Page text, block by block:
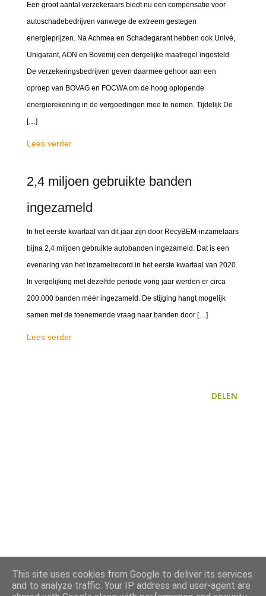
Een groot aantal verzekeraars biedt nu een compensatie voor
autoschadebedrijven vanwege de extreem gestegen
energieprijzen. Na Achmea en Schadegarant hebben ook Univé,
Unigarant, AON en Bovemij een dergelijke maatregel ingesteld.
De verzekeringsbedrijven geven daarmee gehoor aan een
oproep van BOVAG en FOCWA om de hoog oplopende
energierekening in de vergoedingen mee te nemen. Tijdelijk De
[…]
Lees verder
2,4 miljoen gebruikte banden
ingezameld
In het eerste kwartaal van dit jaar zijn door RecyBEM-inzamelaars
bijna 2,4 miljoen gebruikte autobanden ingezameld. Dat is een
evenaring van het inzamelrecord in het eerste kwartaal van 2020.
In vergelijking met dezelfde periode vorig jaar werden er circa
200.000 banden méér ingezameld. De stijging hangt mogelijk
samen met de toenemende vraag naar banden door […]
Lees verder
DELEN
This site uses cookies from Google to deliver its services
and to analyze traffic. Your IP address and user-agent are